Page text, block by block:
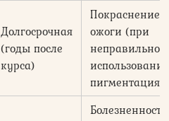
Долгосрочная
(годы после
курса)
Покраснение,
ожоги (при
неправильном
использовании),
пигментация
Болезненность,